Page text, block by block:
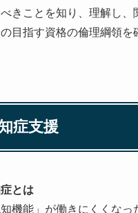
きことを知り、理解し、
目指す資格の倫理綱領を
症支援
とは
知機能」が働きにくくな